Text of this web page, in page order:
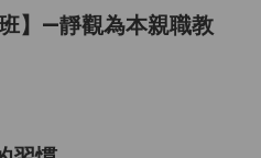
】—靜觀為本親職教